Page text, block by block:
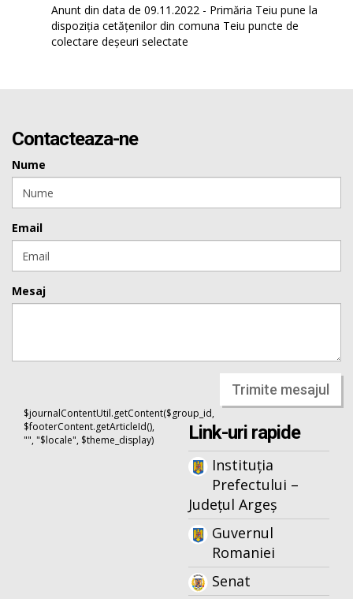
Anunt din data de 09.11.2022 - Primăria Teiu pune la
dispoziția cetățenilor din comuna Teiu puncte de
colectare deșeuri selectate
Contacteaza-ne
Nume
Email
Mesaj
Trimite mesajul
$journalContentUtil.getContent($group_id,
$footerContent.getArticleId(),
"", "$locale", $theme_display)
Link-uri rapide
Instituția
Prefectului –
Județul Argeș
Guvernul
Romaniei
Senat